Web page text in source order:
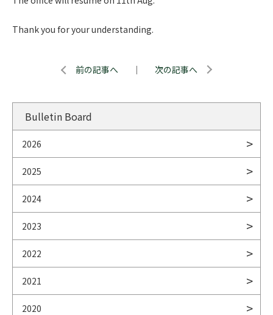
Thank you for your understanding.
前の記事へ ｜ 次の記事へ
Bulletin Board
2026
2025
2024
2023
2022
2021
2020